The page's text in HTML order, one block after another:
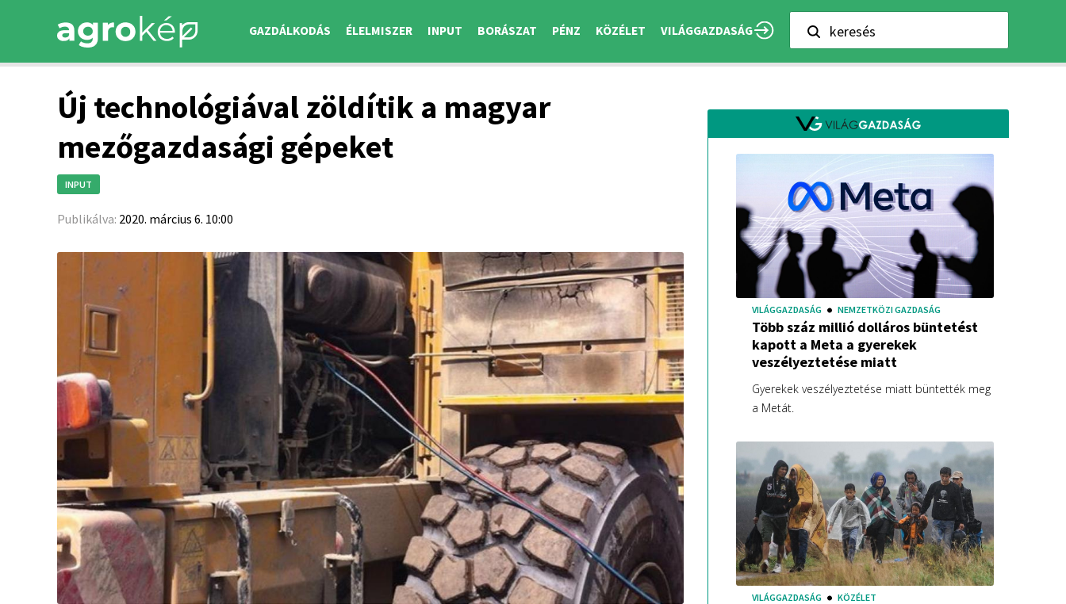
GAZDÁLKODÁS ÉLELMISZER INPUT BORÁSZAT PÉNZ KÖZÉLET VILÁGGAZDASÁG keresés
Új technológiával zöldítik a magyar
mezőgazdasági gépeket
INPUT
Publikálva: 2020. március 6. 10:00
VILÁGGAZDASÁG NEMZETKÖZI GAZDASÁG
Több száz millió dolláros büntetést
kapott a Meta a gyerekek
veszélyeztetése miatt
Gyerekek veszélyeztetése miatt büntették meg
a Metát.
VILÁGGAZDASÁG KÖZÉLET